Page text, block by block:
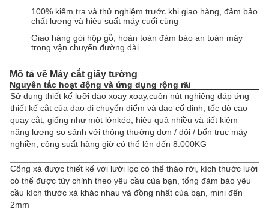
100% kiểm tra và thử nghiệm trước khi giao hàng, đảm bảo
chất lượng và hiệu suất máy cuối cùng
Giao hàng gói hộp gỗ, hoàn toàn đảm bảo an toàn máy
trong vận chuyển đường dài
Mô tả về Máy cắt giấy tường
Nguyên tắc hoạt động và ứng dụng rộng rãi
Sử dụng thiết kế lưỡi dao xoay xoay,cuộn nút nghiêng đáp ứng
thiết kế cắt của dao di chuyển điểm và dao cố định, tốc độ cao
quay cắt, giống như một lớnkéo, hiệu quả nhiều và tiết kiệm
năng lượng so sánh với thông thường đơn / đôi / bốn trục máy
nghiền, công suất hàng giờ có thể lên đến 8.000KG
Cổng xả được thiết kế với lưới lọc có thể tháo rời, kích thước lưới
có thể được tùy chỉnh theo yêu cầu của bạn, tổng đảm bảo yêu
cầu kích thước xả khác nhau và đồng nhất của bạn, mini đến
2mm